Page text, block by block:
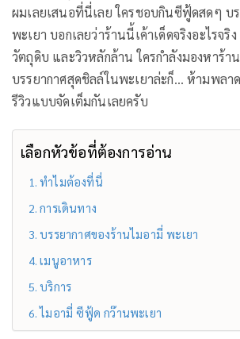
ผมเลยเสนอที่นี่เลย ใครชอบกินซีฟู้ดสดๆ บ
พะเยา บอกเลยว่าร้านนี้เค้าเด็ดจริงอะไรจริ
วัตถุดิบ และวิวหลักล้าน ใครกำลังมองหาร้า
บรรยากาศสุดชิลล์ในพะเยาล่ะก็… ห้ามพลา
รีวิวแบบจัดเต็มกันเลยครับ
เลือกหัวข้อที่ต้องการอ่าน
ทำไมต้องที่นี่
การเดินทาง
บรรยากาศของร้านไมอามี่ พะเยา
เมนูอาหาร
บริการ
ไมอามี่ ซีฟู้ด กว๊านพะเยา